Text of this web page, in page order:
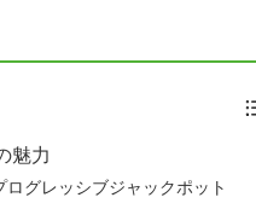
魅力
ログレッシブジャックポット